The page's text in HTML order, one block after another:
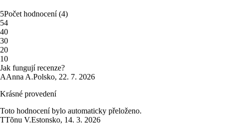
5Počet hodnocení(4)
54
40
30
20
10
Jak fungují recenze?
AAnna A.Polsko, 22. 7. 2026
Krásné provedení
Toto hodnocení bylo automaticky přeloženo.
TTõnu V.Estonsko, 14. 3. 2026